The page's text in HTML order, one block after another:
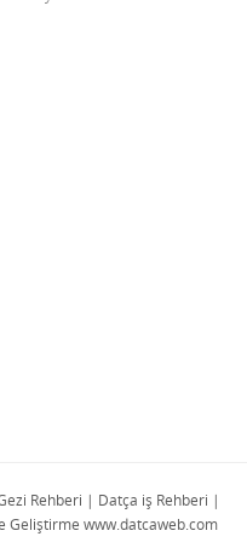
Rehberi | Datça iş Rehberi |
Geliştirme www.datcaweb.com